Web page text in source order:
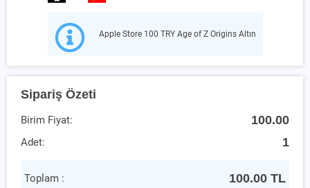
Apple Store 100 TRY Age of Z Origins Altın
Sipariş Özeti
Birim Fiyat: 100.00
Adet: 1
Toplam : 100.00 TL